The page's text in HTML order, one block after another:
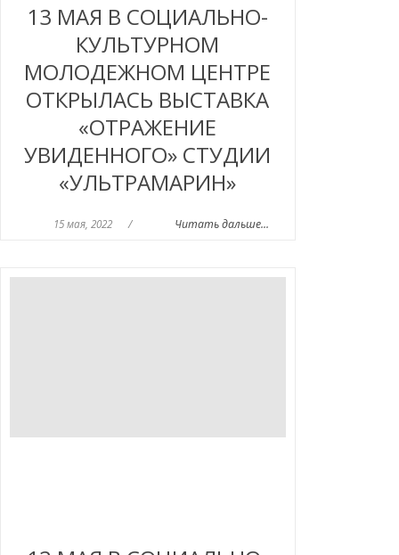
13 МАЯ В СОЦИАЛЬНО-
КУЛЬТУРНОМ
МОЛОДЕЖНОМ ЦЕНТРЕ
ОТКРЫЛАСЬ ВЫСТАВКА
«ОТРАЖЕНИЕ
УВИДЕННОГО» СТУДИИ
«УЛЬТРАМАРИН»
15 мая, 2022 / Читать дальше...